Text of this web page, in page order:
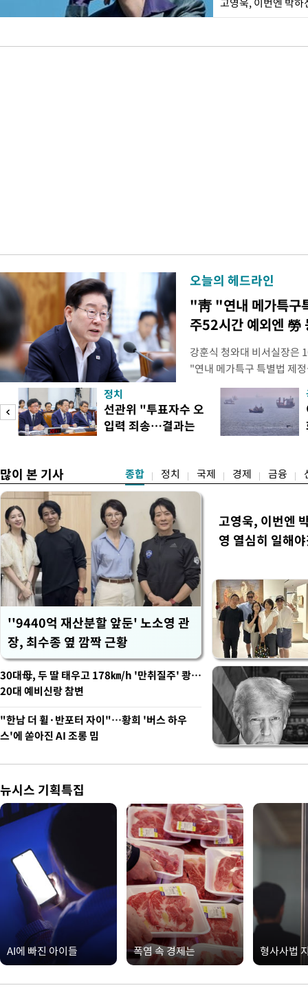
오늘의 헤드라인
"靑 "연내 메가특구
주52시간 예외엔 勞
강훈식 청와대 비서실장은
"연내 메가특구 특별법 제
향평가 등을 단축하고 전
교육 등 정주 여건을 신속
실장은 이날 오후 청와대
프로젝트가 과감한 규제 혁
정치
선관위 "투표자수 오
입력 죄송…결과는
많이 본 기사 종합 정치 국제 경제 금융
''9440억 재산분할 앞둔' 노소영 관
장, 최수종 옆 깜짝 근황
고영욱, 이번엔
영 열심히 일해
30대母, 두 딸 태우고 178㎞/h '만취질주' 쾅…
20대 예비신랑 참변
"한남 더 휠·반포터 자이"…황희 '버스 하우
스'에 쏟아진 AI 조롱 밈
뉴시스 기획특집
AI에 빠진 아이들 폭염 속 경제는 형사사법